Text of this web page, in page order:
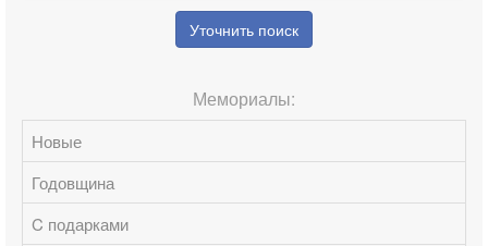
Уточнить поиск
Мемориалы:
Новые
Годовщина
C подарками